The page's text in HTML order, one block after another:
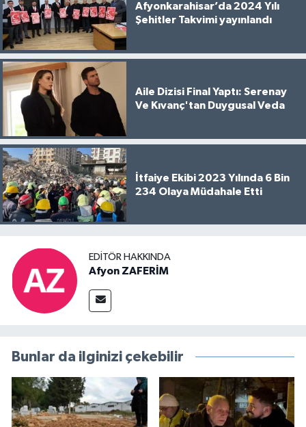
Afyonkarahisar’da 2024 Yılı
Şehitler Takvimi yayınlandı
Aile Dizisi Final Yaptı: Serenay
Ve Kıvanç'tan Duygusal Veda
İtfaiye Ekibi 2023 Yılında 6 Bin
234 Olaya Müdahale Etti
EDITÖR HAKKINDA
Afyon ZAFERİM
Bunlar da ilginizi çekebilir